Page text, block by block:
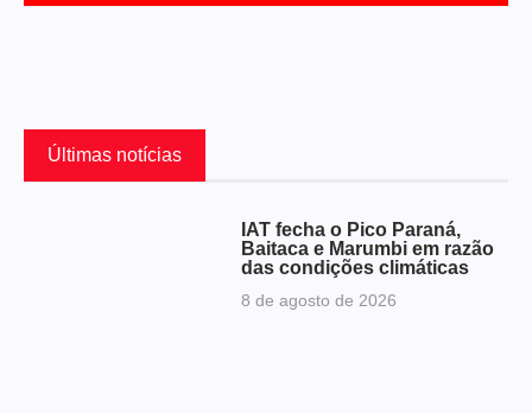
Últimas notícias
IAT fecha o Pico Paraná,
Baitaca e Marumbi em razão
das condições climáticas
8 de agosto de 2026